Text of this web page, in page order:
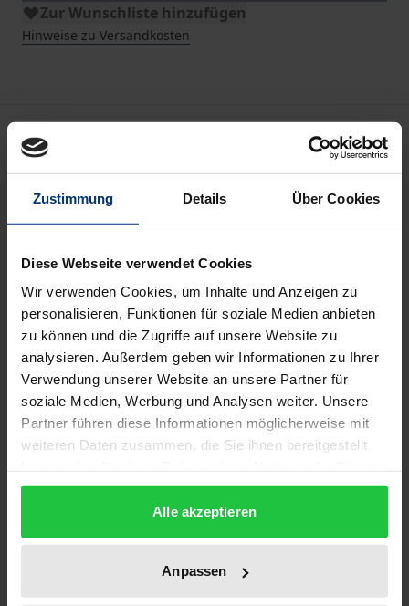
Zustimmung Details Über Cookies
Diese Webseite verwendet Cookies
Wir verwenden Cookies, um Inhalte und Anzeigen zu
personalisieren, Funktionen für soziale Medien anbieten
zu können und die Zugriffe auf unsere Website zu
analysieren. Außerdem geben wir Informationen zu Ihrer
Verwendung unserer Website an unsere Partner für
soziale Medien, Werbung und Analysen weiter. Unsere
Partner führen diese Informationen möglicherweise mit
weiteren Daten zusammen, die Sie ihnen bereitgestellt
gesammelt haben.
Alle akzeptieren
Anpassen
Zur Wunschliste hinzufügen
Hinweise zu Versandkosten
Beschreibung
unterschiedlichsten Facetten zu erbringende
Kommunikation gewinnt nach einer Phase der
empirischen Zuwendung gerade in der aktuellen
Debatte über Pädagogische Professionalität an
Aktualität und vereinigt disziplinübergreifende
Hoffnungen. Auch der Sportunterricht wird davon
nicht ausgespart, auch dort werden kommunikativ
verursachte Konflikte und Brüche und deren
Behebung diskutiert. Dennoch: Dem Thema
Reihe idealisierender, beinahe schon verklärter
Konnotationen an, gerade im Hinblick darauf, was
denn nun mit einer Art 'kommunikativer Kompetenz'
im konkreten Unterrichtshandeln gewonnen sei. Die